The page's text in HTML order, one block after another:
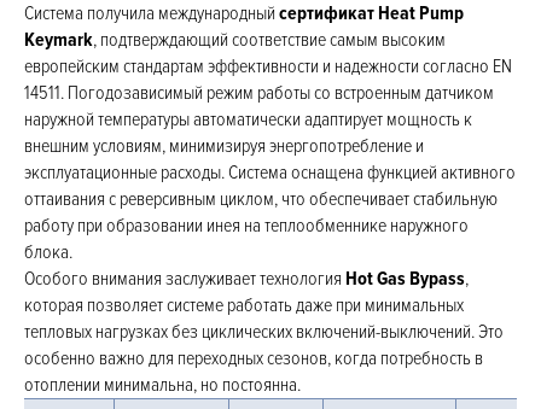
Система получила международный сертификат Heat Pump
Keymark, подтверждающий соответствие самым высоким
европейским стандартам эффективности и надежности согласно EN
14511. Погодозависимый режим работы со встроенным датчиком
наружной температуры автоматически адаптирует мощность к
внешним условиям, минимизируя энергопотребление и
эксплуатационные расходы. Система оснащена функцией активного
оттаивания с реверсивным циклом, что обеспечивает стабильную
работу при образовании инея на теплообменнике наружного
блока.
Особого внимания заслуживает технология Hot Gas Bypass,
которая позволяет системе работать даже при минимальных
тепловых нагрузках без циклических включений-выключений. Это
особенно важно для переходных сезонов, когда потребность в
отоплении минимальна, но постоянна.